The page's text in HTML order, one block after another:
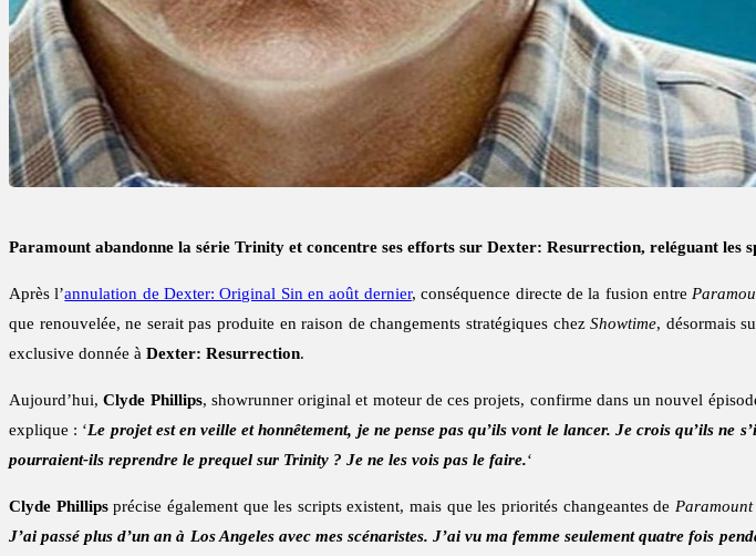
Paramount abandonne la série Trinity et concentre ses efforts sur Dexter: Resurrection, reléguant les
Après l’annulation de Dexter: Original Sin en août dernier, conséquence directe de la fusion entre
que renouvelée, ne serait pas produite en raison de changements stratégiques chezShowtime, désormais
exclusive donnée à Dexter: Resurrection.
Aujourd’hui,Clyde Phillips, showrunner original et moteur de ces projets, confirme dans un nouvel
explique : ‘Le projet est en veille et honnêtement, je ne pense pas qu’ils vont le lancer. Je crois qu’ils
pourraient-ils reprendre le prequel sur Trinity ? Je ne les vois pas le faire.‘
Clyde Phillipsprécise également que les scripts existent, mais que les priorités changeantes de Paramount
J’ai passé plus d’un an à Los Angeles avec mes scénaristes. J’ai vu ma femme seulement quatre fois